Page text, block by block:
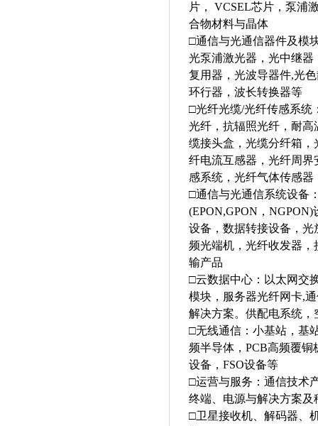
片， VCSEL芯片，泵浦
合物材料与晶体
□通信与光通信器件及模
光泵浦激光器，光中继
复用器，光波导器件,光
环行器，波长转换器等
□光纤光缆/光纤传感系统
光纤，抗辐照光纤，耐
缆接头盒，光缆分纤箱
纤电流互感器，光纤周
感系统，光纤气体传感器
□通信与光通信系统设备
(EPON,GPON，
设备，数据转接设备，
频光端机，光纤收发器
输产品
□云数据中心：以太网交
模块，服务器光纤网卡,
解决方案。供配电系统
□无线通信：小基站，基
频半导体，PCB高频覆
设备，FSO设备等
□运营与服务：通信技术
终端、电源与解决方案
□卫星接收机、解码器、